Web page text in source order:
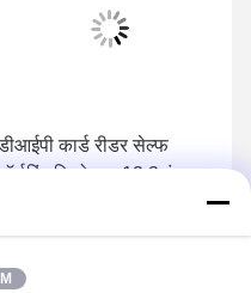
कार्ड रीडर सेल्फ
कियोस्क, 13.3 इंच
सर्वोत्तम मूल्य प्राप्त करें